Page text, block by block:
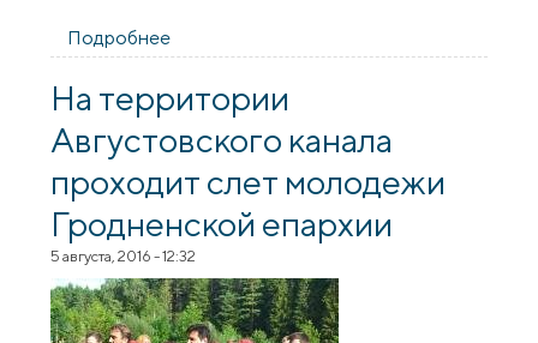
Подробнее
Гродненской епархии
На территории
Августовского канала
проходит слет молодежи
Гродненской епархии
5 августа, 2016 - 12:32